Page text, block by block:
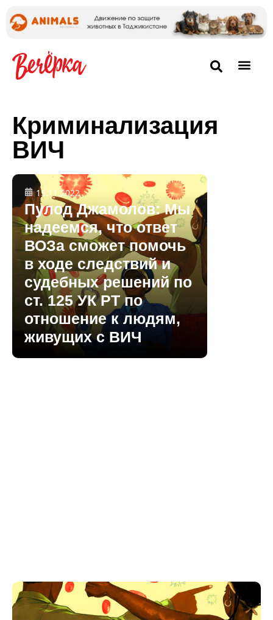
Криминализация
ВИЧ
15.11.2022
Пулод Джамолов: Мы
надеемся, что ответ
ВОЗа сможет помочь
в ходе следствий и
судебных решений по
ст. 125 УК РТ по
отношение к людям,
живущих с ВИЧ